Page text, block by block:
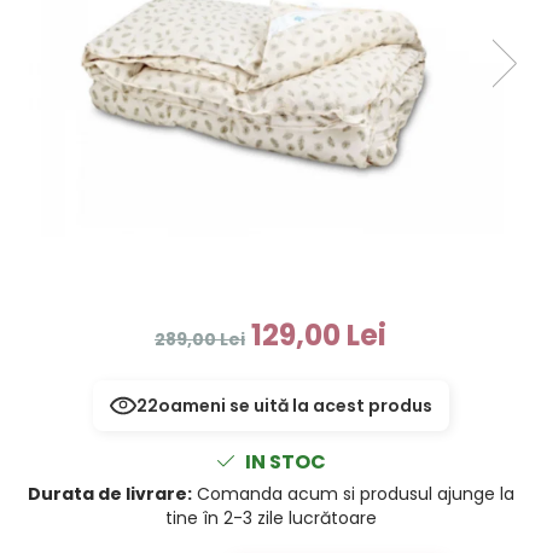
289,00 Lei 129,00 Lei
22oameni se uită la acest produs
IN STOC
Durata de livrare:Comanda acum si produsul ajunge la
tine în 2-3 zile lucrătoare